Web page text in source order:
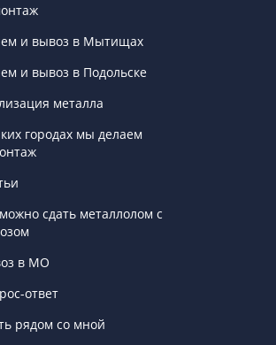
и вывоз в Мытищах
и вывоз в Подольске
металла
городах мы делаем
сдать металлолом с
в МО
ответ
рядом со мной